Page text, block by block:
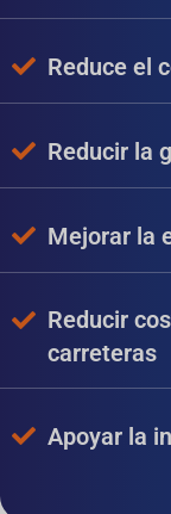
Reduce el
Reducir la
Mejorar la
Reducir
carreteras
Apoyar la